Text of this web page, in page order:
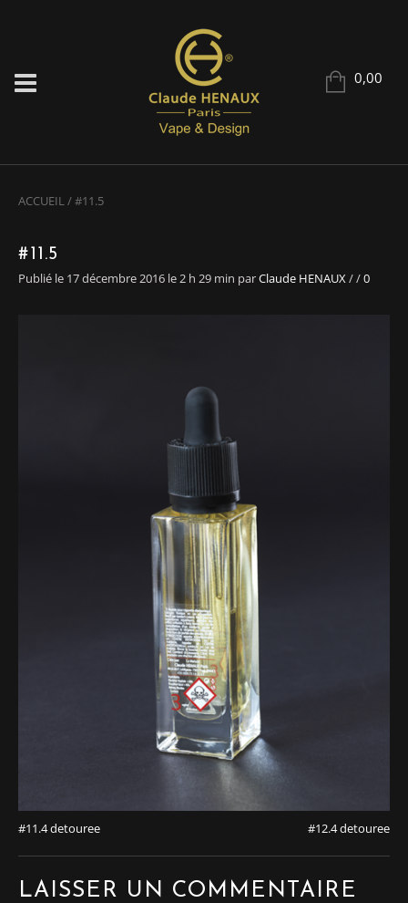
0,00
ACCUEIL/#11.5
#11.5
Publié le 17 décembre 2016 le 2 h 29 min parClaude HENAUX//0
#11.4 detouree #12.4 detouree
LAISSER UN COMMENTAIRE